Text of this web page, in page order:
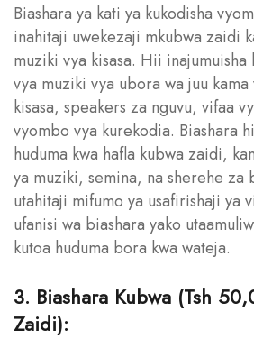
Biashara ya kati ya kukodisha
inahitaji uwekezaji mkubwa zaidi
muziki vya kisasa. Hii inajumuisha
vya muziki vya ubora wa juu
kisasa, speakers za nguvu, vifaa
vyombo vya kurekodia. Biashara
huduma kwa hafla kubwa zaidi,
ya muziki, semina, na sherehe za
utahitaji mifumo ya usafirishaji ya
ufanisi wa biashara yako
kutoa huduma bora kwa wateja.
3. Biashara Kubwa (Tsh
Zaidi):